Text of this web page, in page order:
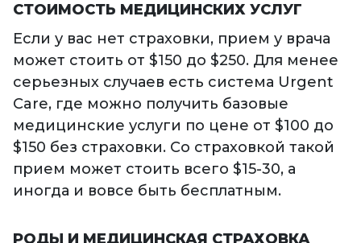
СТОИМОСТЬ МЕДИЦИНСКИХ УСЛУГ
Если у вас нет страховки, прием у врача
может стоить от $150 до $250. Для менее
серьезных случаев есть система Urgent
Care, где можно получить базовые
медицинские услуги по цене от $100 до
$150 без страховки. Со страховкой такой
прием может стоить всего $15-30, а
иногда и вовсе быть бесплатным.
РОДЫ И МЕДИЦИНСКАЯ СТРАХОВКА